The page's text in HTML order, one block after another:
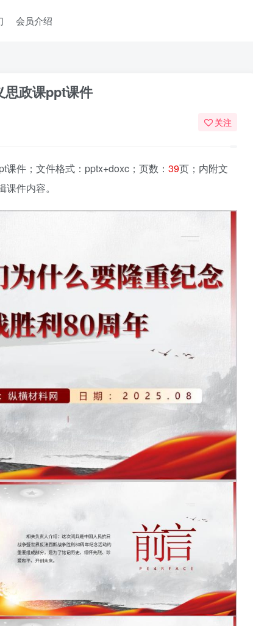
会员介绍
思政课ppt课件
关注
课件 ；文件格式：pptx+doxc；页数： 39页；内附文
件内容。